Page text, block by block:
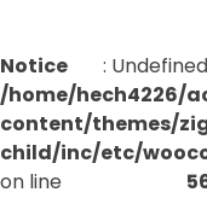
Notice
:
/home/hech4226/
content/themes/
child/inc/etc/
on line